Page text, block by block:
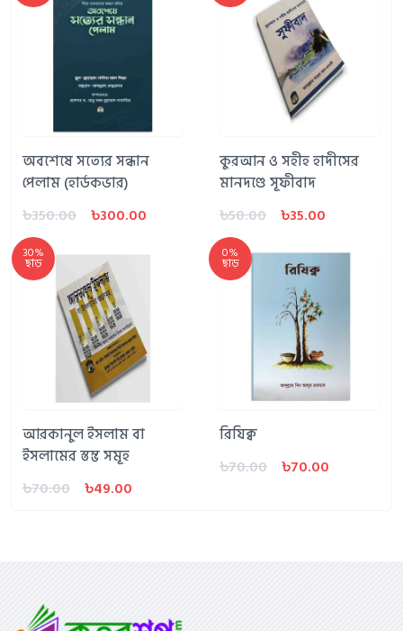
অবশেষে সত্যের সন্ধান
পেলাম (হার্ডকভার)
৳350.00
৳300.00
কুরআন ও সহীহ হাদীসের
মানদণ্ডে সূফীবাদ
৳50.00
৳35.00
30%
ছাড়
আরকানুল ইসলাম বা
ইসলামের স্তম্ভ সমূহ
৳70.00
৳49.00
0%
ছাড়
রিযিক্ব
৳70.00
৳70.00